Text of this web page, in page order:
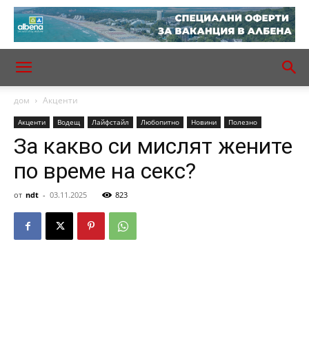
дом Акценти
Акценти Водещ Лайфстайл Любопитно Новини Полезно
За какво си мислят жените
по време на секс?
от ndt - 03.11.2025 823